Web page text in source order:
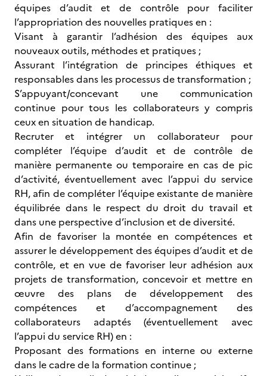
équipes d’audit et de contrôle pour faciliter
l’appropriation des nouvelles pratiques en :
Visant à garantir l’adhésion des équipes aux
nouveaux outils, méthodes et pratiques ;
Assurant l’intégration de principes éthiques et
responsables dans les processus de transformation ;
S’appuyant/concevant une communication
continue pour tous les collaborateurs y compris
ceux en situation de handicap.
Recruter et intégrer un collaborateur pour
compléter l’équipe d’audit et de contrôle de
manière permanente ou temporaire en cas de pic
d’activité, éventuellement avec l’appui du service
RH, afin de compléter l’équipe existante de manière
équilibrée dans le respect du droit du travail et
dans une perspective d’inclusion et de diversité.
Afin de favoriser la montée en compétences et
assurer le développement des équipes d’audit et de
contrôle, et en vue de favoriser leur adhésion aux
projets de transformation, concevoir et mettre en
œuvre des plans de développement des
compétences et d’accompagnement des
collaborateurs adaptés (éventuellement avec
l’appui du service RH) en :
Proposant des formations en interne ou externe
dans le cadre de la formation continue ;